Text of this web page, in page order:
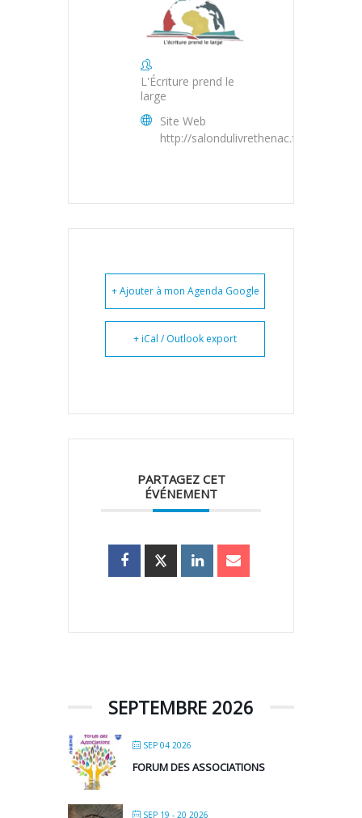
L'Écriture prend le
large
Site Web
http://salondulivrethenac.fr/
+ Ajouter à mon Agenda Google
+ iCal / Outlook export
PARTAGEZ CET
ÉVÉNEMENT
SEPTEMBRE 2026
SEP 04 2026
FORUM DES ASSOCIATIONS
SEP 19 - 20 2026